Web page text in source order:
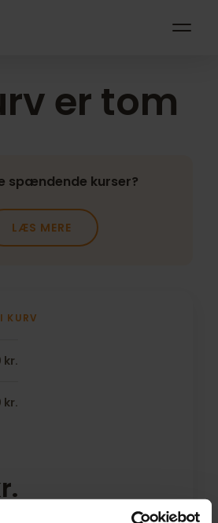
er tom
spændende kurser?
LÆS MERE
KURV
kr.
kr.